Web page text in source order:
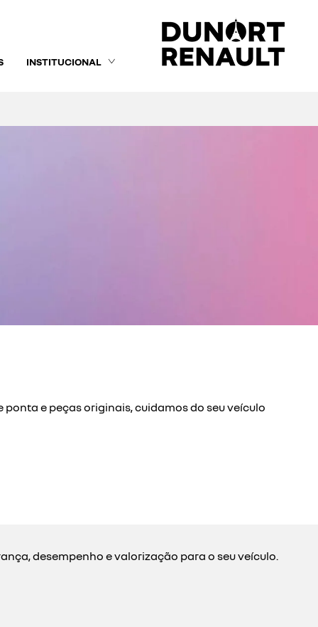
INSTITUCIONAL
e peças originais, cuidamos do seu veículo
desempenho e valorização para o seu veículo.